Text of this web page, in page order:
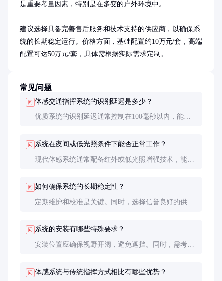
是重要考量因素，特别是在多变的户外环境中。
建议选择具备完善售后服务和技术支持的供应商，以确保系
统的长期稳定运行。价格方面，基础配置约10万元/套，高端
配置可达50万元/套，具体需根据实际需求定制。
常见问题
问 体感交通指挥系统的识别延迟是多少？
优质系统的识别延迟通常控制在100毫秒以内，能够
问 系统在夜间或低光照条件下能否正常工作？
现代体感系统通常配备红外或低光照增强技术，能够
问 如何确保系统的长期稳定性？
定期维护和校准是关键。同时，选择信誉良好的供应
问 系统的安装有哪些特殊要求？
安装位置应确保视野开阔，避免遮挡。同时，需考虑
问 体感系统与传统指挥方式相比有哪些优势？